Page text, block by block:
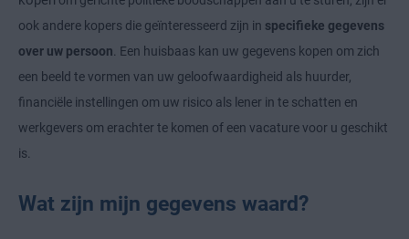
ook andere kopers die geïnteresseerd zijn in specifieke gegevens
over uw persoon. Een huisbaas kan uw gegevens kopen om zich
een beeld te vormen van uw geloofwaardigheid als huurder,
financiële instellingen om uw risico als lener in te schatten en
werkgevers om erachter te komen of een vacature voor u geschikt
is.
Wat zijn mijn gegevens waard?